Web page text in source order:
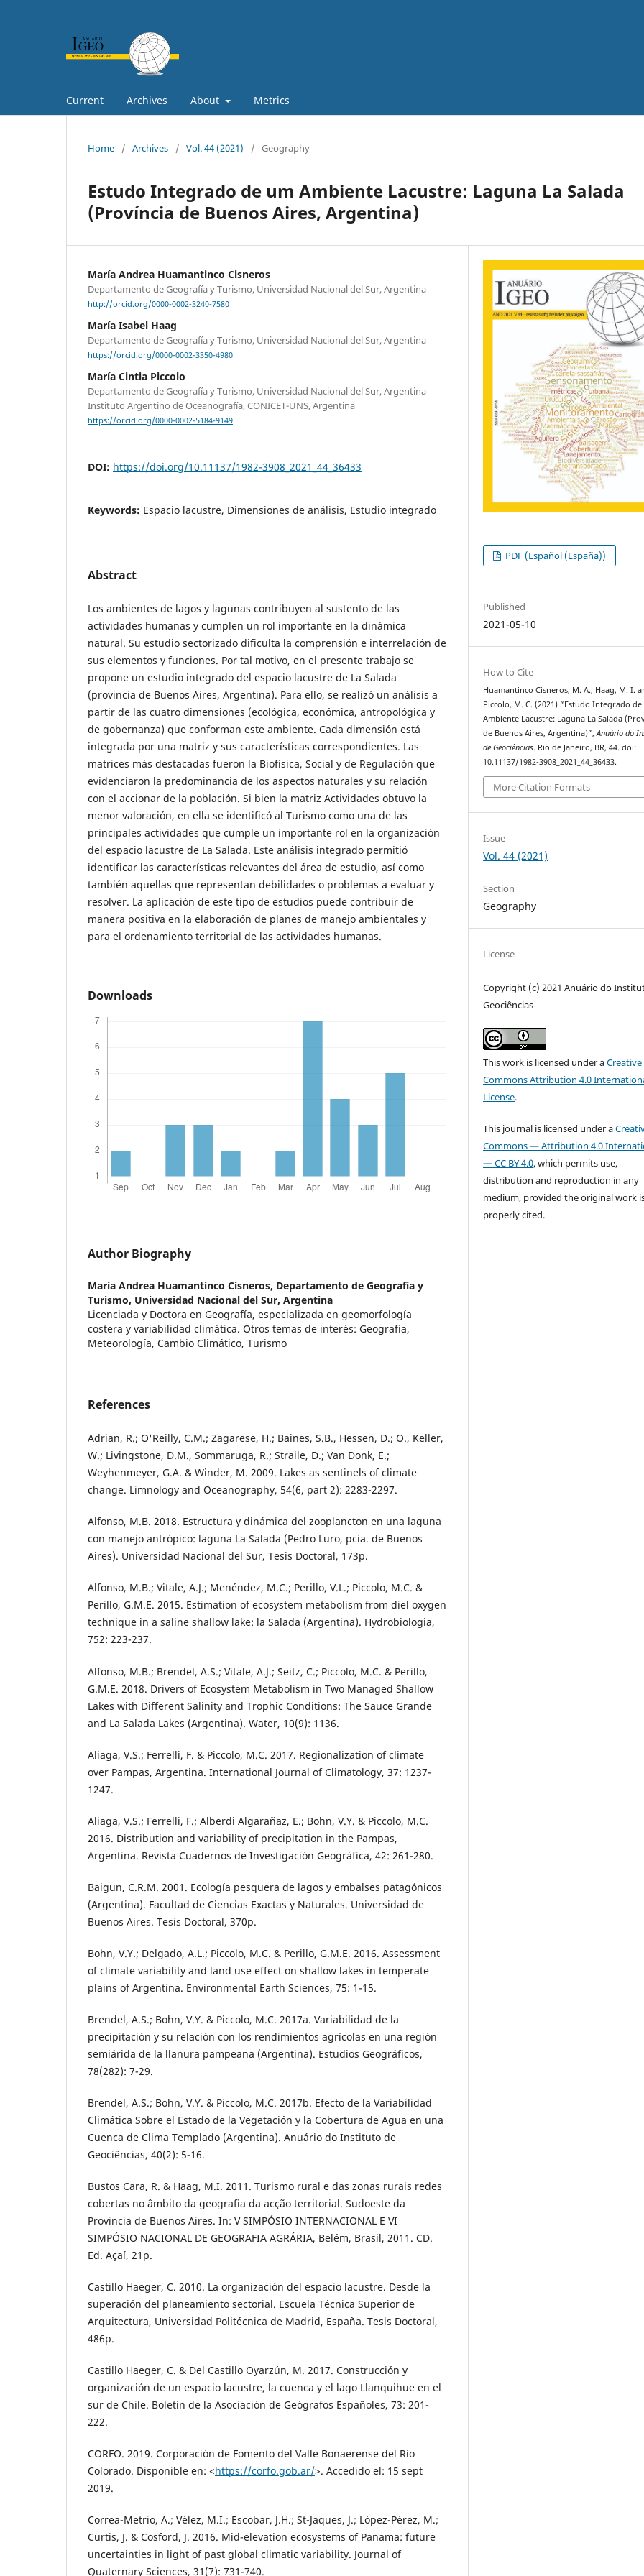
Current Archives About Metrics
Home / Archives / Vol. 44 (2021) / Geography
Estudo Integrado de um Ambiente Lacustre: Laguna La Salada
(Província de Buenos Aires, Argentina)
María Andrea Huamantinco Cisneros
Departamento de Geografía y Turismo, Universidad Nacional del Sur, Argentina
http://orcid.org/0000-0002-3240-7580
María Isabel Haag
Departamento de Geografía y Turismo, Universidad Nacional del Sur, Argentina
https://orcid.org/0000-0002-3350-4980
María Cintia Piccolo
Departamento de Geografía y Turismo, Universidad Nacional del Sur, Argentina
Instituto Argentino de Oceanografía, CONICET-UNS, Argentina
https://orcid.org/0000-0002-5184-9149
DOI: https://doi.org/10.11137/1982-3908_2021_44_36433
Keywords: Espacio lacustre, Dimensiones de análisis, Estudio integrado
Abstract
Los ambientes de lagos y lagunas contribuyen al sustento de las
actividades humanas y cumplen un rol importante en la dinámica
natural. Su estudio sectorizado dificulta la comprensión e interrelación de
sus elementos y funciones. Por tal motivo, en el presente trabajo se
propone un estudio integrado del espacio lacustre de La Salada
(provincia de Buenos Aires, Argentina). Para ello, se realizó un análisis a
partir de las cuatro dimensiones (ecológica, económica, antropológica y
de gobernanza) que conforman este ambiente. Cada dimensión está
integrada por una matriz y sus características correspondientes. Las
matrices más destacadas fueron la Biofísica, Social y de Regulación que
evidenciaron la predominancia de los aspectos naturales y su relación
con el accionar de la población. Si bien la matriz Actividades obtuvo la
menor valoración, en ella se identificó al Turismo como una de las
principales actividades que cumple un importante rol en la organización
del espacio lacustre de La Salada. Este análisis integrado permitió
identificar las características relevantes del área de estudio, así como
también aquellas que representan debilidades o problemas a evaluar y
resolver. La aplicación de este tipo de estudios puede contribuir de
manera positiva en la elaboración de planes de manejo ambientales y
para el ordenamiento territorial de las actividades humanas.
Downloads
Author Biography
María Andrea Huamantinco Cisneros, Departamento de Geografía y
Turismo, Universidad Nacional del Sur, Argentina
Licenciada y Doctora en Geografía, especializada en geomorfología
costera y variabilidad climática. Otros temas de interés: Geografía,
Meteorología, Cambio Climático, Turismo
References
Adrian, R.; O'Reilly, C.M.; Zagarese, H.; Baines, S.B., Hessen, D.; O., Keller,
W.; Livingstone, D.M., Sommaruga, R.; Straile, D.; Van Donk, E.;
Weyhenmeyer, G.A. & Winder, M. 2009. Lakes as sentinels of climate
change. Limnology and Oceanography, 54(6, part 2): 2283-2297.
Alfonso, M.B. 2018. Estructura y dinámica del zooplancton en una laguna
con manejo antrópico: laguna La Salada (Pedro Luro, pcia. de Buenos
Aires). Universidad Nacional del Sur, Tesis Doctoral, 173p.
Alfonso, M.B.; Vitale, A.J.; Menéndez, M.C.; Perillo, V.L.; Piccolo, M.C. &
Perillo, G.M.E. 2015. Estimation of ecosystem metabolism from diel oxygen
technique in a saline shallow lake: la Salada (Argentina). Hydrobiologia,
752: 223-237.
Alfonso, M.B.; Brendel, A.S.; Vitale, A.J.; Seitz, C.; Piccolo, M.C. & Perillo,
G.M.E. 2018. Drivers of Ecosystem Metabolism in Two Managed Shallow
Lakes with Different Salinity and Trophic Conditions: The Sauce Grande
and La Salada Lakes (Argentina). Water, 10(9): 1136.
Aliaga, V.S.; Ferrelli, F. & Piccolo, M.C. 2017. Regionalization of climate
over Pampas, Argentina. International Journal of Climatology, 37: 1237-
1247.
Aliaga, V.S.; Ferrelli, F.; Alberdi Algarañaz, E.; Bohn, V.Y. & Piccolo, M.C.
2016. Distribution and variability of precipitation in the Pampas,
Argentina. Revista Cuadernos de Investigación Geográfica, 42: 261-280.
Baigun, C.R.M. 2001. Ecología pesquera de lagos y embalses patagónicos
(Argentina). Facultad de Ciencias Exactas y Naturales. Universidad de
Buenos Aires. Tesis Doctoral, 370p.
Bohn, V.Y.; Delgado, A.L.; Piccolo, M.C. & Perillo, G.M.E. 2016. Assessment
of climate variability and land use effect on shallow lakes in temperate
plains of Argentina. Environmental Earth Sciences, 75: 1-15.
Brendel, A.S.; Bohn, V.Y. & Piccolo, M.C. 2017a. Variabilidad de la
precipitación y su relación con los rendimientos agrícolas en una región
semiárida de la llanura pampeana (Argentina). Estudios Geográficos,
78(282): 7-29.
Brendel, A.S.; Bohn, V.Y. & Piccolo, M.C. 2017b. Efecto de la Variabilidad
Climática Sobre el Estado de la Vegetación y la Cobertura de Agua en una
Cuenca de Clima Templado (Argentina). Anuário do Instituto de
Geociências, 40(2): 5-16.
Bustos Cara, R. & Haag, M.I. 2011. Turismo rural e das zonas rurais redes
cobertas no âmbito da geografia da acção territorial. Sudoeste da
Provincia de Buenos Aires. In: V SIMPÓSIO INTERNACIONAL E VI
SIMPÓSIO NACIONAL DE GEOGRAFIA AGRÁRIA, Belém, Brasil, 2011. CD.
Ed. Açaí, 21p.
Castillo Haeger, C. 2010. La organización del espacio lacustre. Desde la
superación del planeamiento sectorial. Escuela Técnica Superior de
Arquitectura, Universidad Politécnica de Madrid, España. Tesis Doctoral,
486p.
Castillo Haeger, C. & Del Castillo Oyarzún, M. 2017. Construcción y
organización de un espacio lacustre, la cuenca y el lago Llanquihue en el
sur de Chile. Boletín de la Asociación de Geógrafos Españoles, 73: 201-
222.
CORFO. 2019. Corporación de Fomento del Valle Bonaerense del Río
Colorado. Disponible en: <https://corfo.gob.ar/>. Accedido el: 15 sept
2019.
Correa-Metrio, A.; Vélez, M.I.; Escobar, J.H.; St-Jaques, J.; López-Pérez, M.;
Curtis, J. & Cosford, J. 2016. Mid-elevation ecosystems of Panama: future
uncertainties in light of past global climatic variability. Journal of
Quaternary Sciences, 31(7): 731-740.
PDF (Español (España))
Published
2021-05-10
How to Cite
Huamantinco Cisneros, M. A., Haag, M. I.
Piccolo, M. C. (2021) “Estudo Integrado
Ambiente Lacustre: Laguna La Salada
de Buenos Aires, Argentina)”,Anuário do
de Geociências. Rio de Janeiro, BR, 44. doi:
10.11137/1982-3908_2021_44_36433.
More Citation Formats
Issue
Vol. 44 (2021)
Section
Geography
License
Copyright (c) 2021 Anuário do
Geociências
This work is licensed under aCreative
Commons Attribution 4.0
License.
This journal is licensed under a
Commons — Attribution 4.0
— CC BY 4.0, which permits use,
distribution and reproduction in any
medium, provided the original work
properly cited.